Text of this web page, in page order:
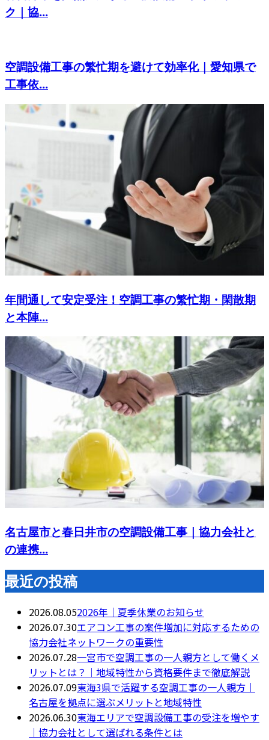
ク｜協...
空調設備工事の繁忙期を避けて効率化｜愛知県で
工事依...
年間通して安定受注！空調工事の繁忙期・閑散期
と本陣...
名古屋市と春日井市の空調設備工事｜協力会社と
の連携...
最近の投稿
2026.08.052026年｜夏季休業のお知らせ
2026.07.30エアコン工事の案件増加に対応するための
協力会社ネットワークの重要性
2026.07.28一宮市で空調工事の一人親方として働くメ
リットとは？｜地域特性から資格要件まで徹底解説
2026.07.09東海3県で活躍する空調工事の一人親方｜
名古屋を拠点に選ぶメリットと地域特性
2026.06.30東海エリアで空調設備工事の受注を増やす
｜協力会社として選ばれる条件とは